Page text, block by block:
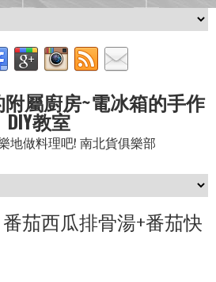
屬廚房~電冰箱的手作
DIY教室
地做料理吧! 南北貨俱樂部
茄西瓜排骨湯+番茄快